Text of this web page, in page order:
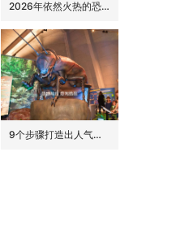
2026年依然火热的恐龙手偶道具
9个步骤打造出人气旺的巨型昆虫世界展